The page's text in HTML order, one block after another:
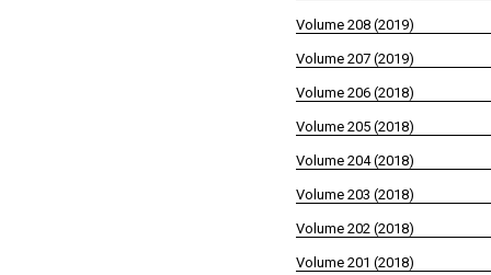
Volume 208 (2019)
Volume 207 (2019)
Volume 206 (2018)
Volume 205 (2018)
Volume 204 (2018)
Volume 203 (2018)
Volume 202 (2018)
Volume 201 (2018)